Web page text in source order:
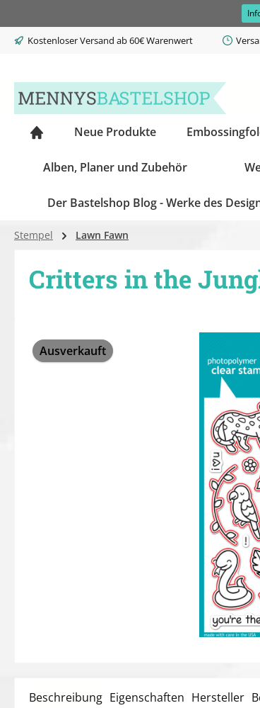
Kostenloser Versand ab 60€ Warenwert
Neue Produkte
Alben, Planer und Zubehör
Der Bastelshop Blog - Werke des
Stempel Lawn Fawn
Critters in the
Bildergalerie überspringen
Ausverkauft
Beschreibung Eigenschaften Hersteller